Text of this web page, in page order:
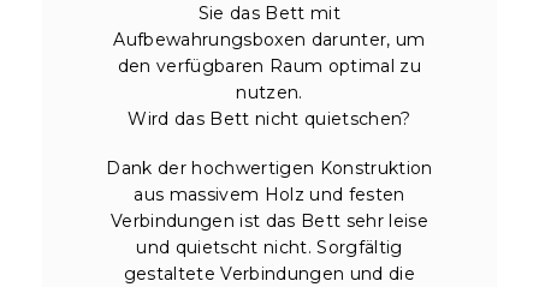
Sie das Bett mit
Aufbewahrungsboxen darunter, um
den verfügbaren Raum optimal zu
nutzen.
Wird das Bett nicht quietschen?
Dank der hochwertigen Konstruktion
aus massivem Holz und festen
Verbindungen ist das Bett sehr leise
und quietscht nicht. Sorgfältig
gestaltete Verbindungen und die